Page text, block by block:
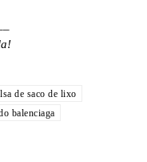
de saco de lixo
balenciaga